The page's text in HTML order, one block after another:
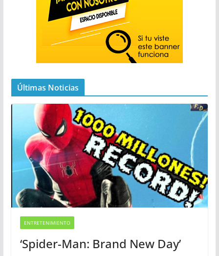
Últimas Noticias
ENTRETENIMIENTO
‘Spider-Man: Brand New Day’